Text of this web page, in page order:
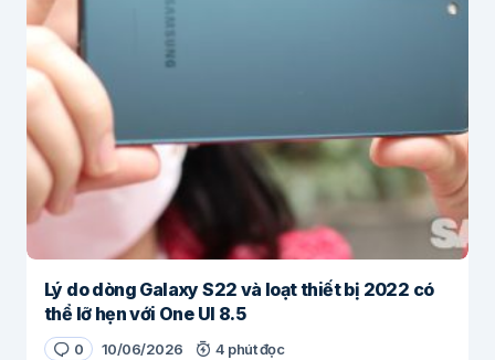
Lý do dòng Galaxy S22 và loạt thiết bị 2022 có
thể lỡ hẹn với One UI 8.5
0 10/06/2026 4 phút đọc